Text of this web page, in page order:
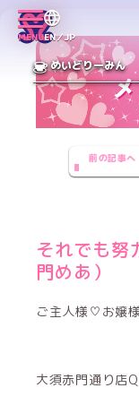
MENUEN／JP
めいどりーみん
前の記事へ
それでも努
門めあ）
ご主人様♡お嬢
大須赤門通り店